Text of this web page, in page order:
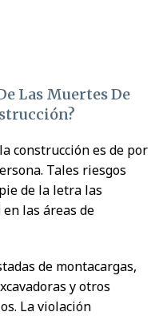
Las Muertes De
construcción es de por
Tales riesgos
de la letra las
las áreas de
de montacargas,
y otros
La violación